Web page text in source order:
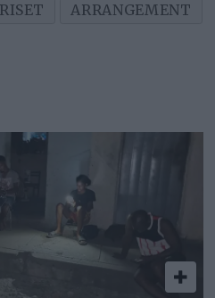
ARRANGEMENT